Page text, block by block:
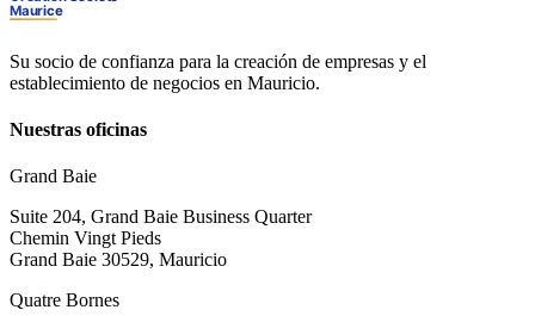
Su socio de confianza para la creación de empresas y el
establecimiento de negocios en Mauricio.
Nuestras oficinas
Grand Baie
Suite 204, Grand Baie Business Quarter
Chemin Vingt Pieds
Grand Baie 30529, Mauricio
Quatre Bornes